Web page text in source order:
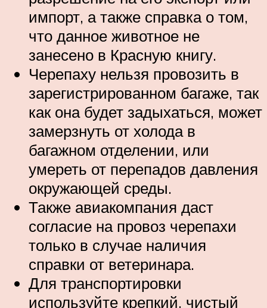
импорт, а также справка о том,
что данное животное не
занесено в Красную книгу.
Черепаху нельзя провозить в
зарегистрированном багаже, так
как она будет задыхаться, может
замерзнуть от холода в
багажном отделении, или
умереть от перепадов давления
окружающей среды.
Также авиакомпания даст
согласие на провоз черепахи
только в случае наличия
справки от ветеринара.
Для транспортировки
используйте крепкий, чистый